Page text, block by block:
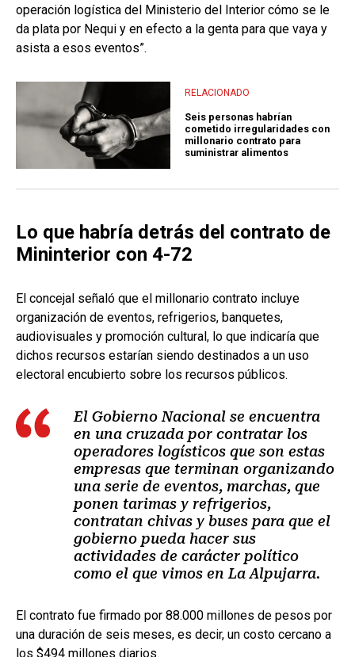
operación logística del Ministerio del Interior cómo se le
da plata por Nequi y en efecto a la genta para que vaya y
asista a esos eventos”.
RELACIONADO
Seis personas habrían
cometido irregularidades con
millonario contrato para
suministrar alimentos
Lo que habría detrás del contrato de
Mininterior con 4-72
El concejal señaló que el millonario contrato incluye
organización de eventos, refrigerios, banquetes,
audiovisuales y promoción cultural, lo que indicaría que
dichos recursos estarían siendo destinados a un uso
electoral encubierto sobre los recursos públicos.
El Gobierno Nacional se encuentra
en una cruzada por contratar los
operadores logísticos que son estas
empresas que terminan organizando
una serie de eventos, marchas, que
ponen tarimas y refrigerios,
contratan chivas y buses para que el
gobierno pueda hacer sus
actividades de carácter político
como el que vimos en La Alpujarra.
El contrato fue firmado por 88.000 millones de pesos por
una duración de seis meses, es decir, un costo cercano a
los $494 millones diarios.